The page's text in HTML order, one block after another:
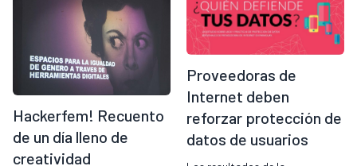
Hackerfem! Recuento
de un día lleno de
creatividad
Proveedoras de
Internet deben
reforzar protección de
datos de usuarios